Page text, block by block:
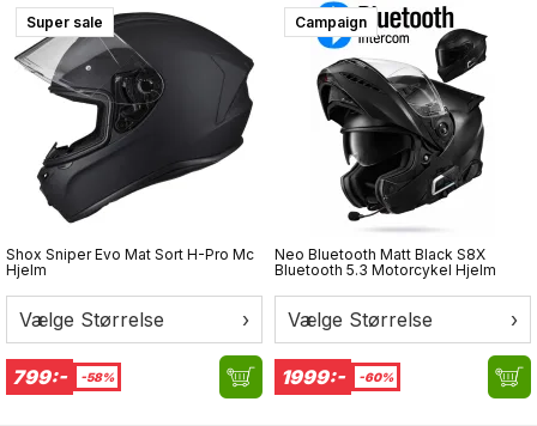
mange kilometer.
Super sale
Shox Sniper Evo Mat Sort H-Pro Mc
Hjelm
Vælge Størrelse ›
799:- -58%
Campaign
Neo Bluetooth Matt Black S8X
Bluetooth 5.3 Motorcykel Hjelm
Vælge Størrelse ›
1999:- -60%